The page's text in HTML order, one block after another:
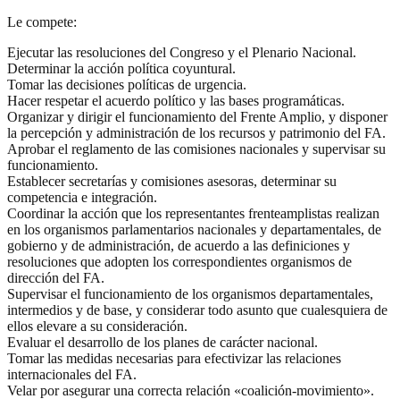
Le compete:
Ejecutar las resoluciones del Congreso y el Plenario Nacional.
Determinar la acción política coyuntural.
Tomar las decisiones políticas de urgencia.
Hacer respetar el acuerdo político y las bases programáticas.
Organizar y dirigir el funcionamiento del Frente Amplio, y disponer
la percepción y administración de los recursos y patrimonio del FA.
Aprobar el reglamento de las comisiones nacionales y supervisar su
funcionamiento.
Establecer secretarías y comisiones asesoras, determinar su
competencia e integración.
Coordinar la acción que los representantes frenteamplistas realizan
en los organismos parlamentarios nacionales y departamentales, de
gobierno y de administración, de acuerdo a las definiciones y
resoluciones que adopten los correspondientes organismos de
dirección del FA.
Supervisar el funcionamiento de los organismos departamentales,
intermedios y de base, y considerar todo asunto que cualesquiera de
ellos elevare a su consideración.
Evaluar el desarrollo de los planes de carácter nacional.
Tomar las medidas necesarias para efectivizar las relaciones
internacionales del FA.
Velar por asegurar una correcta relación «coalición-movimiento».